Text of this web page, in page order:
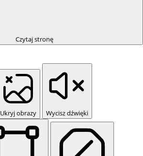
Czytaj stronę
Ukryj obrazy Wycisz dźwięki